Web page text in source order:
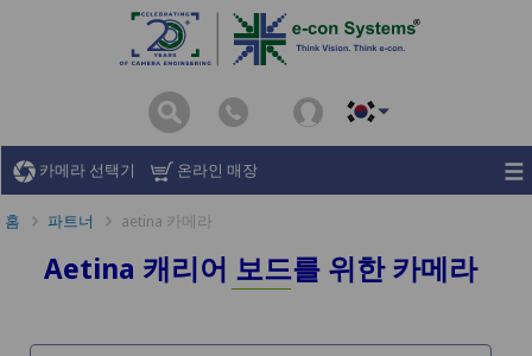
카메라 선택기 온라인 매장
홈 파트너 aetina 카메라
Aetina 캐리어 보드를 위한 카메라